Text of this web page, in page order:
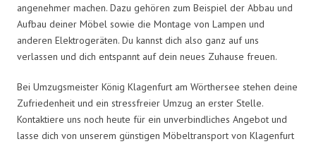
angenehmer machen. Dazu gehören zum Beispiel der Abbau und
Aufbau deiner Möbel sowie die Montage von Lampen und
anderen Elektrogeräten. Du kannst dich also ganz auf uns
verlassen und dich entspannt auf dein neues Zuhause freuen.
Bei Umzugsmeister König Klagenfurt am Wörthersee stehen deine
Zufriedenheit und ein stressfreier Umzug an erster Stelle.
Kontaktiere uns noch heute für ein unverbindliches Angebot und
lasse dich von unserem günstigen Möbeltransport von Klagenfurt